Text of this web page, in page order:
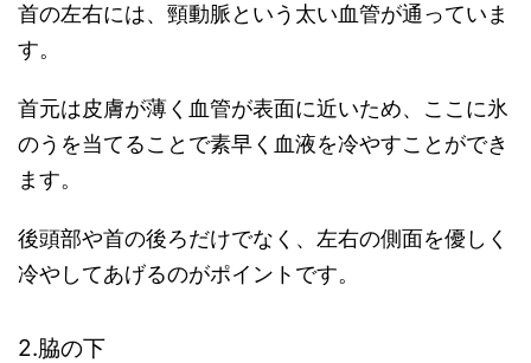
首の左右には、頸動脈という太い血管が通っていま
す。
首元は皮膚が薄く血管が表面に近いため、ここに氷
のうを当てることで素早く血液を冷やすことができ
ます。
後頭部や首の後ろだけでなく、左右の側面を優しく
冷やしてあげるのがポイントです。
2.脇の下